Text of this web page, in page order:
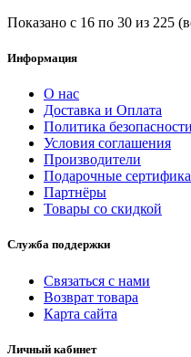
Показано с 16 по 30 из 225
Информация
О нас
Доставка и Оплата
Политика безопасности
Условия соглашения
Производители
Подарочные
Партнёры
Товары со скидкой
Служба поддержки
Связаться с нами
Возврат товара
Карта сайта
Личный кабинет